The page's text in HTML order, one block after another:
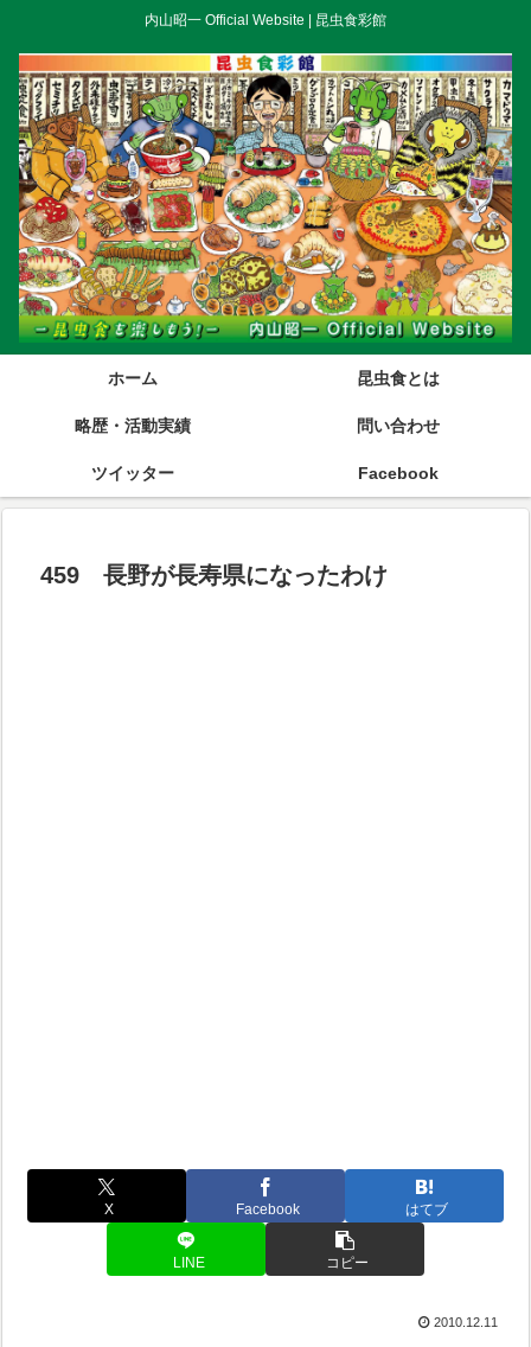
内山昭一 Official Website | 昆虫食彩館
ホーム 昆虫食とは
略歴・活動実績 問い合わせ
ツイッター Facebook
459 長野が長寿県になったわけ
X Facebook はてブ
LINE コピー
2010.12.11